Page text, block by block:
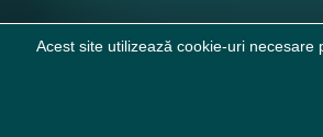
Acest site utilizează cookie-uri